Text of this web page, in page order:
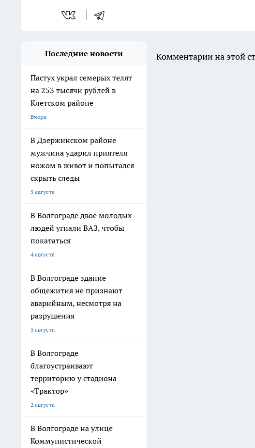
Последние новости
Пастух украл семерых телят
на 253 тысячи рублей в
Клетском районе
Вчера
В Дзержинском районе
мужчина ударил приятеля
ножом в живот и попытался
скрыть следы
5 августа
В Волгограде двое молодых
людей угнали ВАЗ, чтобы
покататься
4 августа
В Волгограде здание
общежития не признают
аварийным, несмотря на
разрушения
3 августа
В Волгограде
благоустраивают
территорию у стадиона
«Трактор»
2 августа
В Волгограде на улице
Коммунистической
Комментарии на этой